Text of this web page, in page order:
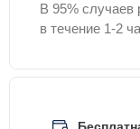
В 95% случаев
в течение 1-2